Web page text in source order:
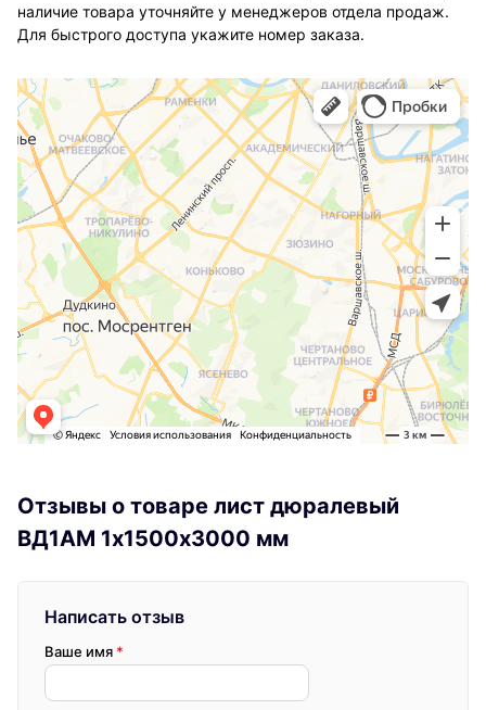
наличие товара уточняйте у менеджеров отдела продаж.
Для быстрого доступа укажите номер заказа.
Отзывы о товаре лист дюралевый
ВД1АМ 1х1500х3000 мм
Написать отзыв
Ваше имя *